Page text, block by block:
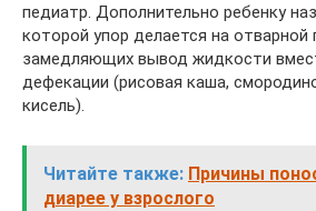
педиатр. Дополнительно ребенку
которой упор делается на отварной
замедляющих вывод жидкости
дефекации (рисовая каша,
кисель).
Читайте также: Причины
диарее у взрослого